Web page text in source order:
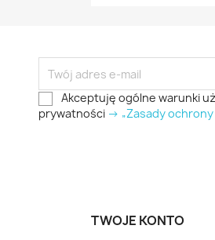
Akceptuję ogólne warunki
prywatności -> „Zasady
TWOJE KONTO